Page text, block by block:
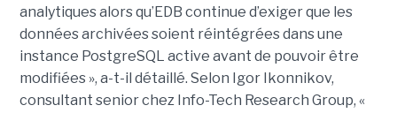
analytiques alors qu’EDB continue d’exiger que les
données archivées soient réintégrées dans une
instance PostgreSQL active avant de pouvoir être
modifiées », a-t-il détaillé. Selon Igor Ikonnikov,
consultant senior chez Info-Tech Research Group, «